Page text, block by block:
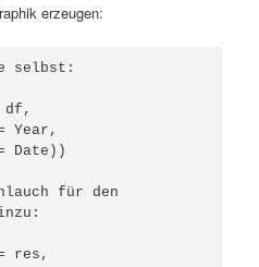
erzeugen:
selbst:
für den